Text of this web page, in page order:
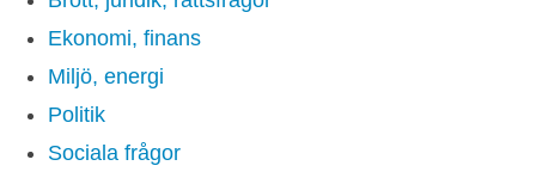
Ekonomi, finans
Miljö, energi
Politik
Sociala frågor